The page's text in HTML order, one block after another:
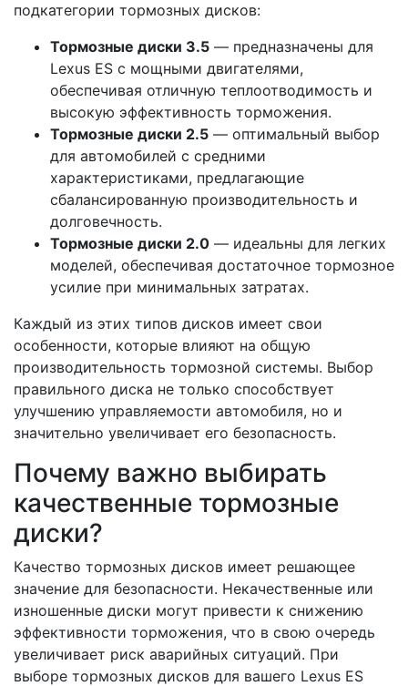
подкатегории тормозных дисков:
Тормозные диски 3.5 — предназначены для
Lexus ES с мощными двигателями,
обеспечивая отличную теплоотводимость и
высокую эффективность торможения.
Тормозные диски 2.5 — оптимальный выбор
для автомобилей с средними
характеристиками, предлагающие
сбалансированную производительность и
долговечность.
Тормозные диски 2.0 — идеальны для легких
моделей, обеспечивая достаточное тормозное
усилие при минимальных затратах.
Каждый из этих типов дисков имеет свои
особенности, которые влияют на общую
производительность тормозной системы. Выбор
правильного диска не только способствует
улучшению управляемости автомобиля, но и
значительно увеличивает его безопасность.
Почему важно выбирать
качественные тормозные
диски?
Качество тормозных дисков имеет решающее
значение для безопасности. Некачественные или
изношенные диски могут привести к снижению
эффективности торможения, что в свою очередь
увеличивает риск аварийных ситуаций. При
выборе тормозных дисков для вашего Lexus ES